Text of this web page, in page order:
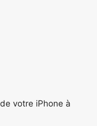
votre iPhone à